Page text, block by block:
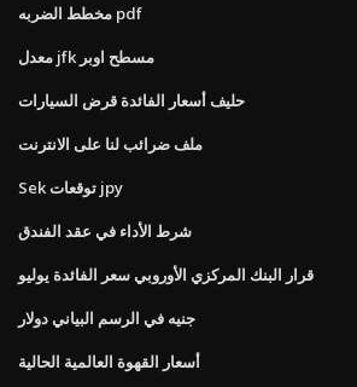
مخطط الضربه pdf
معدل jfk مسطح اوبر
حليف أسعار الفائدة قرض السيارات
ملف ضرائب لنا على الانترنت
Sek توقعات jpy
شرط الأداء في عقد الفندق
قرار البنك المركزي الأوروبي سعر الفائدة يوليو
جنيه في الرسم البياني دولار
أسعار القهوة العالمية الحالية